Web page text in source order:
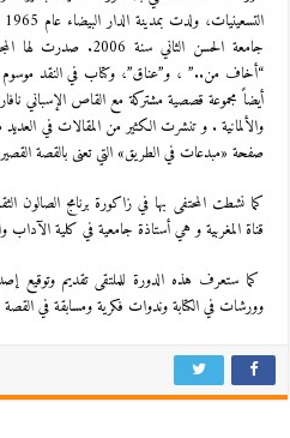
جامعة الحسن الثاني سنة 2006.
صدرت لها
“أخاف من..” ، و”عناق”، وكتاب في النقد موسوم
أيضاً مجموعة قصصية مشتركة مع القاص الإسباني
والألمانية . و تنشرت الكثير من المقالات في
صفحة «مبدعات في الطريق» التي تعنى بالقصة
كما نشطت المحتفى بها في زاكورة برنامج الصالون
قناة المغربية و هي أستاذة جامعية في كلية الآداب
كما ستعرف هذه الدورة للملتقى تقديم وتوقيع
وورشات في الكتابة وندوات فكرية ومسابقة في